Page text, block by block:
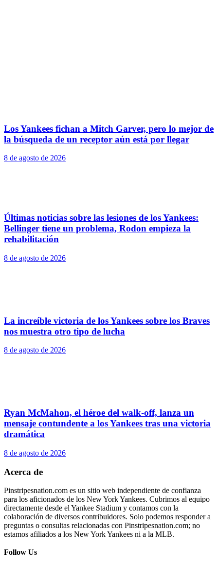
Los Yankees fichan a Mitch Garver, pero lo mejor de
la búsqueda de un receptor aún está por llegar
8 de agosto de 2026
Últimas noticias sobre las lesiones de los Yankees:
Bellinger tiene un problema, Rodon empieza la
rehabilitación
8 de agosto de 2026
La increíble victoria de los Yankees sobre los Braves
nos muestra otro tipo de lucha
8 de agosto de 2026
Ryan McMahon, el héroe del walk-off, lanza un
mensaje contundente a los Yankees tras una victoria
dramática
8 de agosto de 2026
Acerca de
Pinstripesnation.com es un sitio web independiente de confianza
para los aficionados de los New York Yankees. Cubrimos al equipo
directamente desde el Yankee Stadium y contamos con la
colaboración de diversos contribuidores. Solo podemos responder a
preguntas o consultas relacionadas con Pinstripesnation.com; no
estamos afiliados a los New York Yankees ni a la MLB.
Follow Us